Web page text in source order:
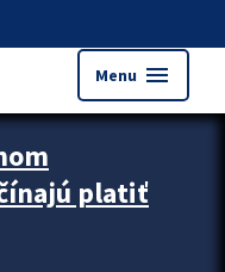
Menu menu
platiť